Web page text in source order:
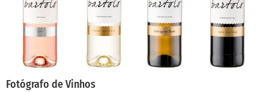
Fotógrafo de Vinhos